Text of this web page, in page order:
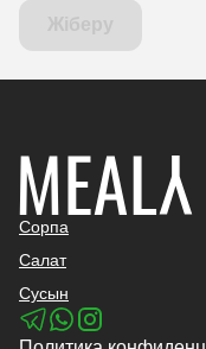
Сорпа
Салат
Сусын